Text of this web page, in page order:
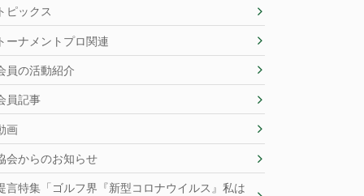
トピックス
トーナメントプロ関連
員の活動紹介
員記事
画
会からのお知らせ
言特集「ゴルフ界『新型コロナウイルス』私は